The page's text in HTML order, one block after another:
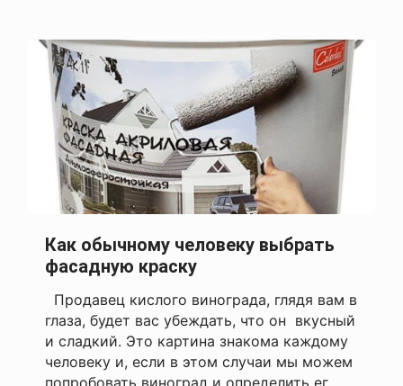
Как обычному человеку выбрать
фасадную краску
Продавец кислого винограда, глядя вам в
глаза, будет вас убеждать, что он вкусный
и сладкий. Это картина знакома каждому
человеку и, если в этом случаи мы можем
попробовать виноград и определить ег..